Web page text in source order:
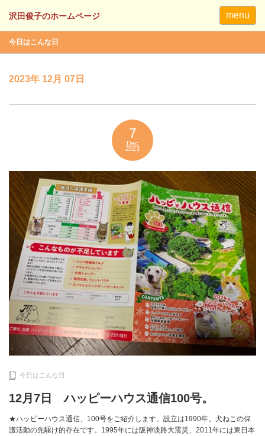
menu
今日はこんな日
2023年 12月 07日
7
Dec
2023
今日はこんな日
12月7日 ハッピーハウス通信100号。
★ハッピーハウス通信、100号をご紹介します。設立は1990年。犬ねこの保
護活動の先駆け的存在です。1995年には阪神淡路大震災、2011年には東日本